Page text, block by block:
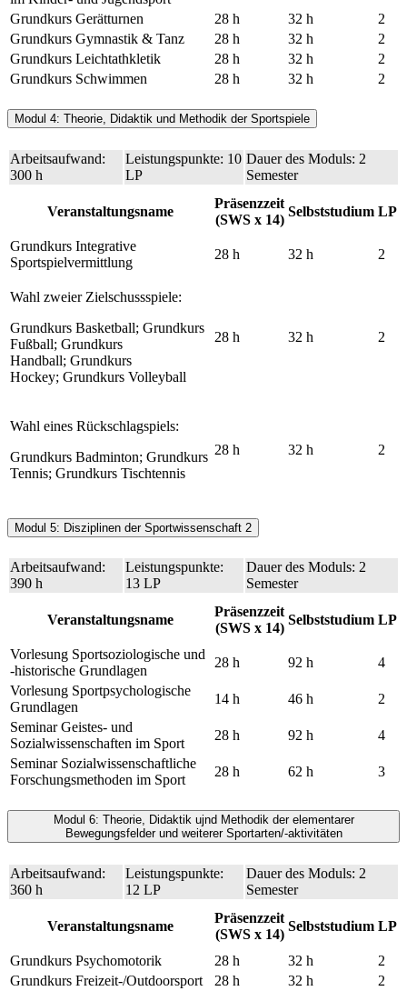
Grundkurs Gerätturnen
28 h 32 h
2
Grundkurs Gymnastik & Tanz
28 h 32 h
2
Grundkurs Leichtathkletik
28 h 32 h
2
Grundkurs Schwimmen
28 h 32 h 2
Modul 4: Theorie, Didaktik und Methodik der Sportspiele
Arbeitsaufwand:
300 h
Leistungspunkte: 10
LP
Dauer des Moduls: 2
Semester
Veranstaltungsname
Präsenzzeit
(SWS x 14)
Selbststudium LP
Grundkurs Integrative
Sportspielvermittlung
28 h 32 h 2
Wahl zweier Zielschussspiele:
Grundkurs Basketball; Grundkurs
Fußball; Grundkurs
Handball; Grundkurs
Hockey; Grundkurs Volleyball
28 h 32 h 2
Wahl eines Rückschlagspiels:
Grundkurs Badminton; Grundkurs
Tennis; Grundkurs Tischtennis
28 h 32 h 2
Modul 5: Disziplinen der Sportwissenschaft 2
Arbeitsaufwand:
390 h
Leistungspunkte:
13 LP
Dauer des Moduls: 2
Semester
Veranstaltungsname
Präsenzzeit
(SWS x 14)
Selbststudium LP
Vorlesung Sportsoziologische und
-historische Grundlagen
28 h 92 h
4
Vorlesung Sportpsychologische
Grundlagen
14 h 46 h
2
Seminar Geistes- und
Sozialwissenschaften im Sport
28 h 92 h
4
Seminar Sozialwissenschaftliche
Forschungsmethoden im Sport
28 h 62 h 3
Modul 6: Theorie, Didaktik ujnd Methodik der elementarer
Bewegungsfelder und weiterer Sportarten/-aktivitäten
Arbeitsaufwand:
360 h
Leistungspunkte:
12 LP
Dauer des Moduls: 2
Semester
Veranstaltungsname
Präsenzzeit
(SWS x 14)
Selbststudium LP
Grundkurs Psychomotorik 28 h 32 h
2
Grundkurs Freizeit-/Outdoorsport
28 h 32 h
2